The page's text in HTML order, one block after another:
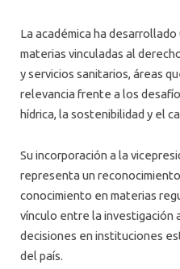
La académica ha
materias vinculadas al
y servicios sanitarios, áreas
relevancia frente a los
hídrica, la sostenibilidad y el
Su incorporación a la
representa un
conocimiento en materias
vínculo entre la investigación
decisiones en instituciones
del país.